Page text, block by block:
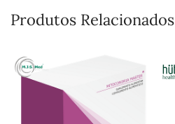
Produtos Relacionados